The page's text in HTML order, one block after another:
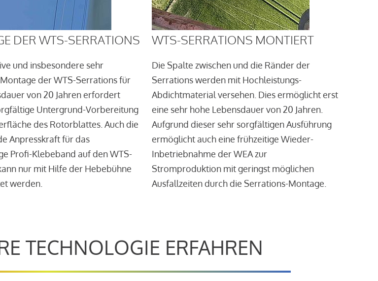
DER WTS-SERRATIONS
und insbesondere sehr
der WTS-Serrations für
von 20 Jahren erfordert
Untergrund-Vorbereitung
des Rotorblattes. Auch die
Anpresskraft für das
Profi-Klebeband auf den WTS-
nur mit Hilfe der Hebebühne
werden.
WTS-SERRATIONS MONTIERT
Die Spalte zwischen und die Ränder der
Serrations werden mit Hochleistungs-
Abdichtmaterial versehen. Dies ermöglicht erst
eine sehr hohe Lebensdauer von 20 Jahren.
Aufgrund dieser sehr sorgfältigen Ausführung
ermöglicht auch eine frühzeitige Wieder-
Inbetriebnahme der WEA zur
Stromproduktion mit geringst möglichen
Ausfallzeiten durch die Serrations-Montage.
TECHNOLOGIE ERFAHREN